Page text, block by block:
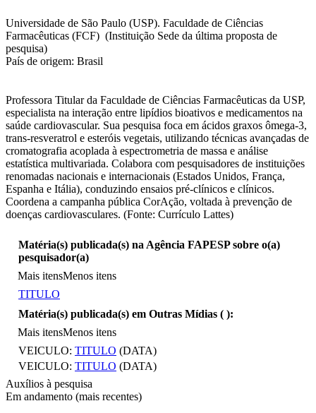
Universidade de São Paulo (USP). Faculdade de Ciências
Farmacêuticas (FCF) (Instituição Sede da última proposta de
pesquisa)
País de origem: Brasil
Professora Titular da Faculdade de Ciências Farmacêuticas da USP,
especialista na interação entre lipídios bioativos e medicamentos na
saúde cardiovascular. Sua pesquisa foca em ácidos graxos ômega-3,
trans-resveratrol e esteróis vegetais, utilizando técnicas avançadas de
cromatografia acoplada à espectrometria de massa e análise
estatística multivariada. Colabora com pesquisadores de instituições
renomadas nacionais e internacionais (Estados Unidos, França,
Espanha e Itália), conduzindo ensaios pré-clínicos e clínicos.
Coordena a campanha pública CorAção, voltada à prevenção de
doenças cardiovasculares. (Fonte: Currículo Lattes)
Matéria(s) publicada(s) na Agência FAPESP sobre o(a)
pesquisador(a)
Mais itensMenos itens
TITULO
Matéria(s) publicada(s) em Outras Mídias ( ):
Mais itensMenos itens
VEICULO: TITULO (DATA)
VEICULO: TITULO (DATA)
Auxílios à pesquisa
Em andamento (mais recentes)